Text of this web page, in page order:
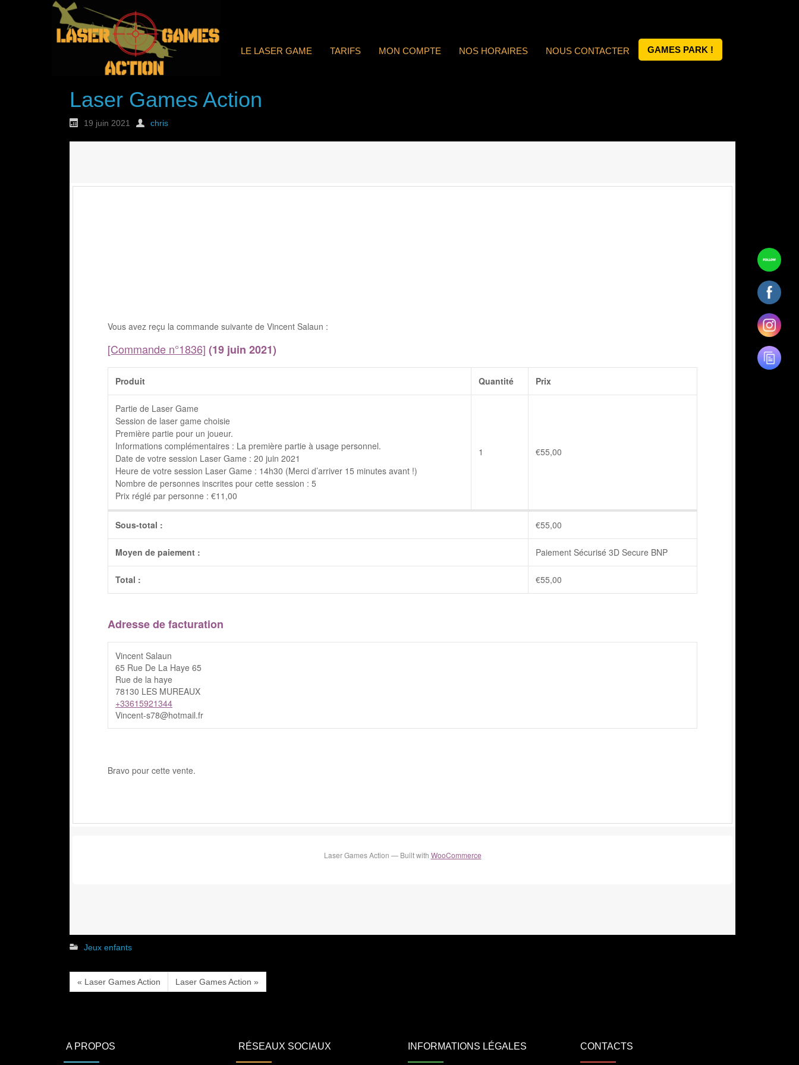
LE LASER GAME TARIFS MON COMPTE NOS HORAIRES NOUS CONTACTER GAMES PARK !
Laser Games Action
19 juin 2021 chris
Vous avez reçu la commande suivante de Vincent Salaun :
[Commande n°1836] (19 juin 2021)
Produit Quantité Prix
Partie de Laser Game
Session de laser game choisie
Première partie pour un joueur.
Informations complémentaires : La première partie à usage personnel.
Date de votre session Laser Game : 20 juin 2021
Heure de votre session Laser Game : 14h30 (Merci d’arriver 15 minutes avant !)
Nombre de personnes inscrites pour cette session : 5
Prix réglé par personne : €11,00
1 €55,00
Sous-total : €55,00
Moyen de paiement : Paiement Sécurisé 3D Secure BNP
Total : €55,00
Adresse de facturation
Vincent Salaun
65 Rue De La Haye 65
Rue de la haye
78130 LES MUREAUX
+33615921344
Vincent-s78@hotmail.fr
Bravo pour cette vente.
Laser Games Action — Built with WooCommerce
Jeux enfants
« Laser Games Action Laser Games Action »
A PROPOS RÉSEAUX SOCIAUX INFORMATIONS LÉGALES CONTACTS